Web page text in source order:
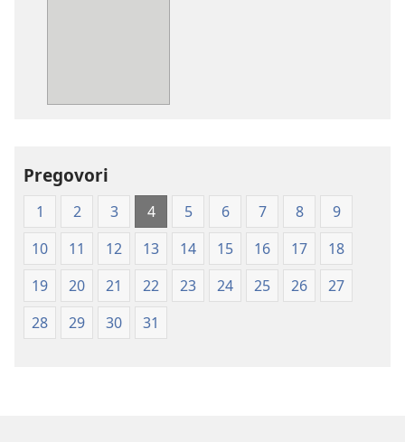
(izdano 2009)
Pregovori
1 2 3 4 5 6 7 8
9
10
11 12 13 14 15 16 17
18
19
20 21 22 23 24 25 26
27
28
29 30 31